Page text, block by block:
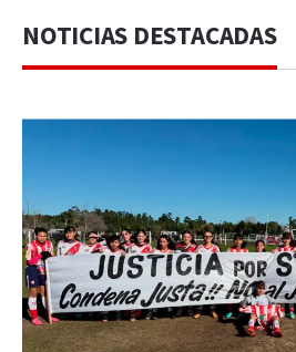
NOTICIAS DESTACADAS